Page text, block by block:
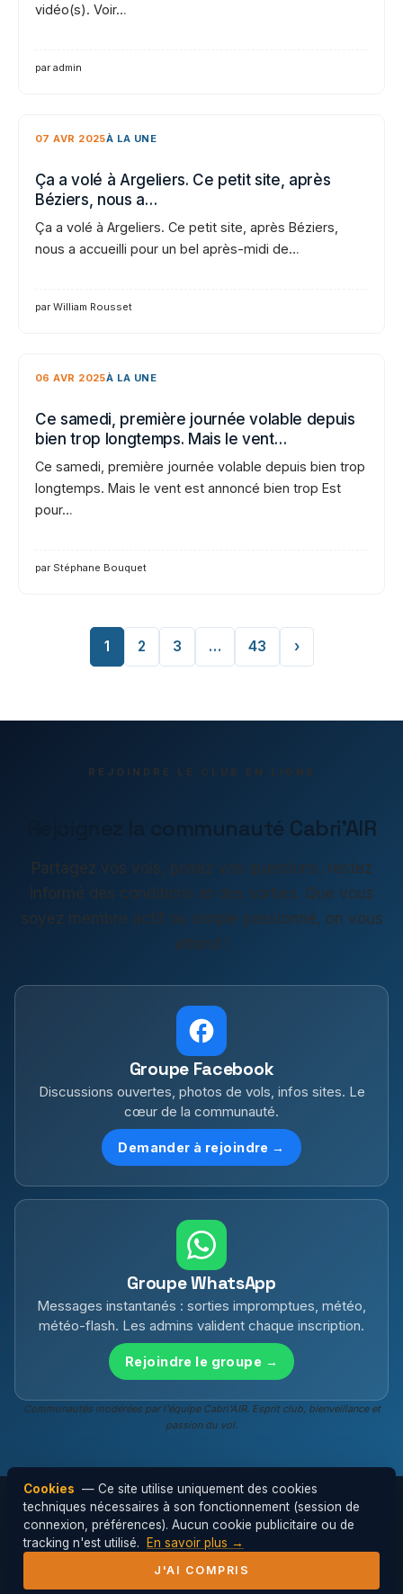
vidéo(s). Voir…
par admin
07 AVR 2025À LA UNE
Ça a volé à Argeliers. Ce petit site, après
Béziers, nous a…
Ça a volé à Argeliers. Ce petit site, après Béziers,
nous a accueilli pour un bel après-midi de…
par William Rousset
06 AVR 2025À LA UNE
Ce samedi, première journée volable depuis
bien trop longtemps. Mais le vent…
Ce samedi, première journée volable depuis bien trop
longtemps. Mais le vent est annoncé bien trop Est
pour…
par Stéphane Bouquet
1 2 3 … 43 ›
REJOINDRE LE CLUB EN LIGNE
Rejoignez la communauté Cabri'AIR
Partagez vos vols, posez vos questions, restez
informé des conditions et des sorties. Que vous
soyez membre actif ou simple passionné, on vous
attend !
Groupe Facebook
Discussions ouvertes, photos de vols, infos sites. Le
cœur de la communauté.
Demander à rejoindre →
Groupe WhatsApp
Messages instantanés : sorties impromptues, météo,
météo-flash. Les admins valident chaque inscription.
Rejoindre le groupe →
Communautés modérées par l'équipe Cabri'AIR. Esprit club, bienveillance et
passion du vol.
© 2026 Cabri'AIR — Club de parapente de
l'Hérault ·Mentions légales
Cookies — Ce site utilise uniquement des cookies
techniques nécessaires à son fonctionnement (session de
connexion, préférences). Aucun cookie publicitaire ou de
tracking n'est utilisé.
En savoir plus →
J'AI COMPRIS